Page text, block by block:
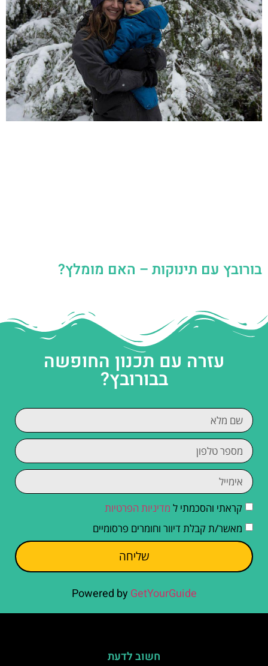
בורובץ עם תינוקות – האם מומלץ?
עזרה עם תכנון החופשה
בבורובץ?
קראתי והסכמתי ל מדיניות הפרטיות
מאשר/ת קבלת דיוור וחומרים פרסומיים
שליחה
Powered by GetYourGuide
חשוב לדעת